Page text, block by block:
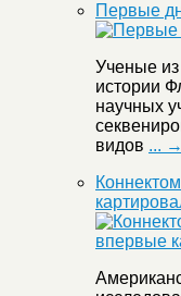
Первые
Ученые из
истории
научных
видов ... →